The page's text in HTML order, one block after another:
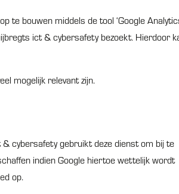
bouwen middels de tool ‘Google
ict & cybersafety bezoekt. Hierdoor
mogelijk relevant zijn.
& cybersafety gebruikt deze dienst om bij te
indien Google hiertoe wettelijk wordt
op.